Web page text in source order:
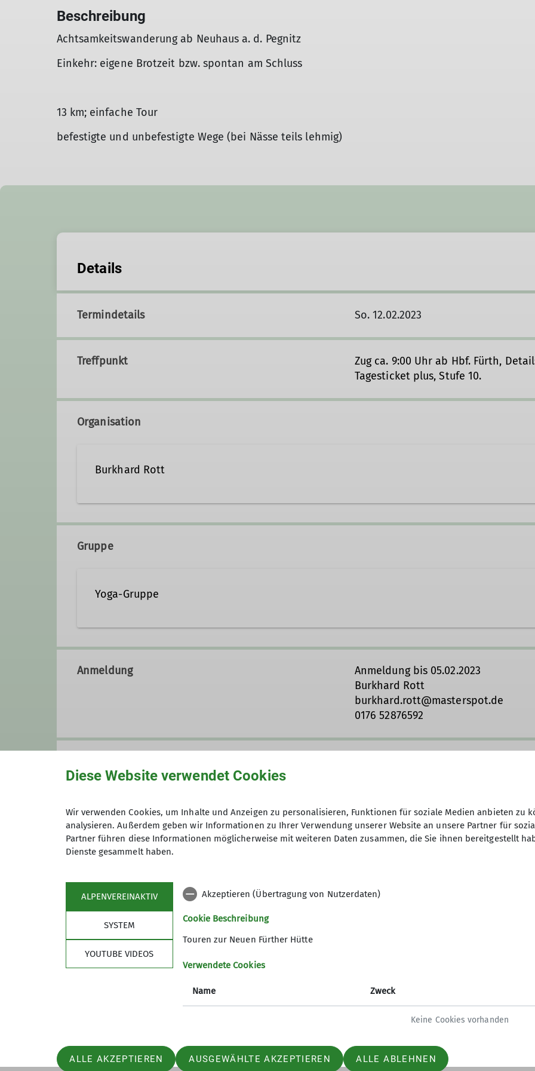
Beschreibung
Achtsamkeitswanderung ab Neuhaus a. d. Pegnitz
Einkehr: eigene Brotzeit bzw. spontan am Schluss
13 km; einfache Tour
befestigte und unbefestigte Wege (bei Nässe teils lehmig)
Details
Termindetails So. 12.02.2023
Treffpunkt
Zug ca. 9:00 Uhr ab Hbf. Fürth,
Tagesticket plus, Stufe 10.
Organisation
Burkhard Rott
Gruppe
Yoga-Gruppe
Fokus auf Atmung und Empfindungen des Körpers, sowie den Wechsel von
physische und psychische Kräfte mobilisiert, Stress abgebaut sowie Entspannungs­
Anmeldung
Anmeldung bis 05.02.2023
Burkhard Rott
burkhard.rott@masterspot.de
0176 52876592
Sektion Programm
Veranstaltungen
Diese Website verwendet Cookies
Wir verwenden Cookies, um Inhalte und Anzeigen zu personalisieren, Funktionen für soziale Medien anbieten zu
analysieren. Außerdem geben wir Informationen zu Ihrer Verwendung unserer Website an unsere Partner für
Partner führen diese Informationen möglicherweise mit weiteren Daten zusammen, die Sie ihnen bereitgestellt
Dienste gesammelt haben.
ALPENVEREINAKTIV
SYSTEM
YOUTUBE VIDEOS
Akzeptieren (Übertragung von Nutzerdaten)
Cookie Beschreibung
Touren zur Neuen Fürther Hütte
Verwendete Cookies
Name Zweck
Keine Cookies vorhanden
ALLE AKZEPTIEREN AUSGEWÄHLTE AKZEPTIEREN ALLE ABLEHNEN